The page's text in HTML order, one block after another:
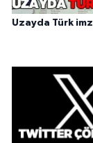
Uzayda Türk